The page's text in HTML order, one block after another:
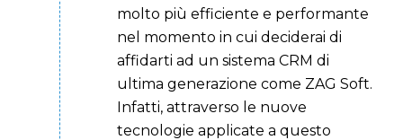
molto più efficiente e performante
nel momento in cui deciderai di
affidarti ad un sistema CRM di
ultima generazione come ZAG Soft.
Infatti, attraverso le nuove
tecnologie applicate a questo